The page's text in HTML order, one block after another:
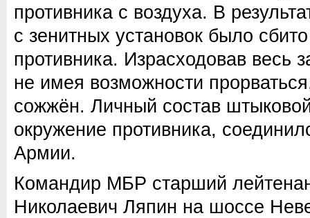
противника с воздуха. В
с зенитных установок было
противника. Израсходовав весь
не имея возможности
сожжён. Личный состав
окружение противника,
Армии.
Командир МБР старший
Николаевич Ляпин на шоссе